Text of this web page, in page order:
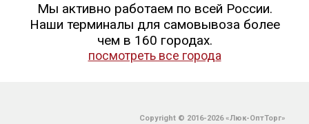
Мы активно работаем по всей России.
Наши терминалы для самовывоза более
чем в 160 городах.
посмотреть все города
Copyright © 2016-2026 «Люк-ОптТорг»